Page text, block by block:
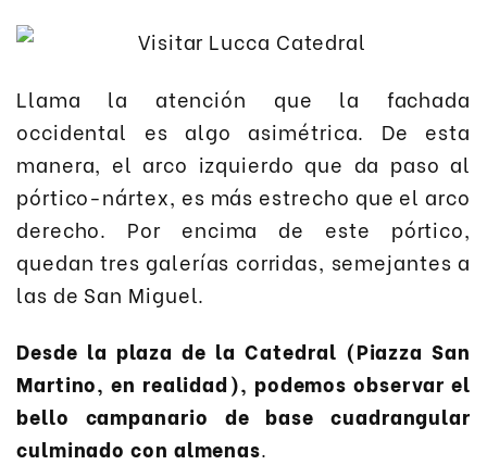
Llama la atención que la fachada
occidental es algo asimétrica. De esta
manera, el arco izquierdo que da paso al
pórtico-nártex, es más estrecho que el arco
derecho. Por encima de este pórtico,
quedan tres galerías corridas, semejantes a
las de San Miguel.
Desde la plaza de la Catedral (Piazza San
Martino, en realidad), podemos observar el
bello campanario de base cuadrangular
culminado con almenas.